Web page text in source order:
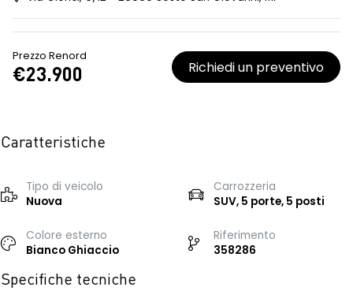
Prezzo Renord
€23.900 Richiedi un preventivo
Caratteristiche
Tipo di veicolo
Nuova
Carrozzeria
SUV, 5 porte, 5 posti
Colore esterno
Bianco Ghiaccio
Riferimento
358286
Specifiche tecniche